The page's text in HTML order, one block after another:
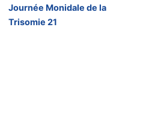
Journée Monidale de la
Trisomie 21